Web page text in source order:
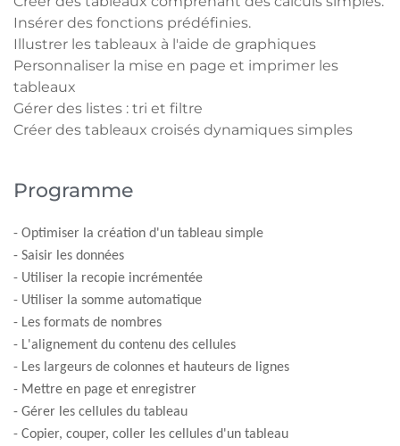
Insérer des fonctions prédéfinies.
Illustrer les tableaux à l'aide de graphiques
Personnaliser la mise en page et imprimer les
tableaux
Gérer des listes : tri et filtre
Créer des tableaux croisés dynamiques simples
Programme
- Optimiser la création d'un tableau simple
- Saisir les données
- Utiliser la recopie incrémentée
- Utiliser la somme automatique
- Les formats de nombres
- L'alignement du contenu des cellules
- Les largeurs de colonnes et hauteurs de lignes
- Mettre en page et enregistrer
- Gérer les cellules du tableau
- Copier, couper, coller les cellules d'un tableau